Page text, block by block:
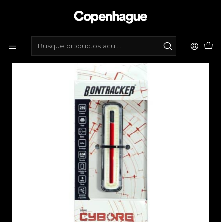
Tienda de bicicletas
Luz trasera BonTracker Cyborg - 235lm